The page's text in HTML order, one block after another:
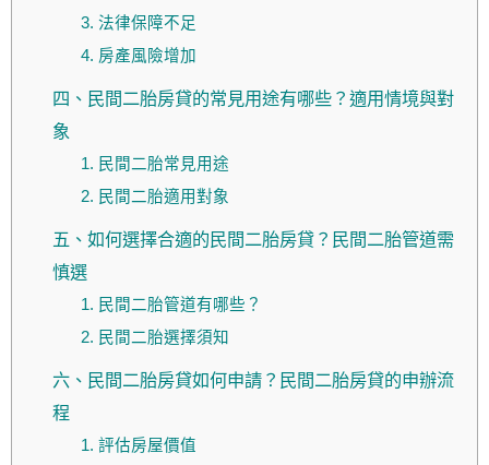
3. 法律保障不足
4. 房產風險增加
四、民間二胎房貸的常見用途有哪些？適用情境與對
象
1. 民間二胎常見用途
2. 民間二胎適用對象
五、如何選擇合適的民間二胎房貸？民間二胎管道需
慎選
1. 民間二胎管道有哪些？
2. 民間二胎選擇須知
六、民間二胎房貸如何申請？民間二胎房貸的申辦流
程
1. 評估房屋價值